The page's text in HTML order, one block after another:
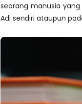
seorang manusia
Adi sendiri ataupun